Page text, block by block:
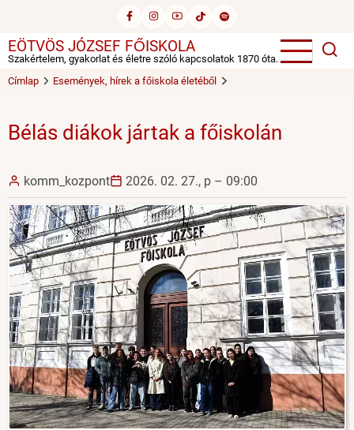
tartalomra
EÖTVÖS JÓZSEF FŐISKOLA
Szakértelem, gyakorlat és életre szóló kapcsolatok 1870 óta.
Címlap
Események, hírek a főiskola életéből
Bélás diákok jártak a főiskolán
komm_kozpont 2026. 02. 27., p – 09:00